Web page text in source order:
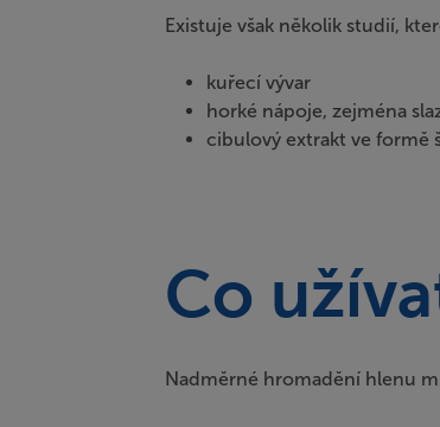
Existuje však několik studií,
kuřecí vývar
horké nápoje, zejména
cibulový extrakt ve formě
Co
Nadměrné hromadění hlenu